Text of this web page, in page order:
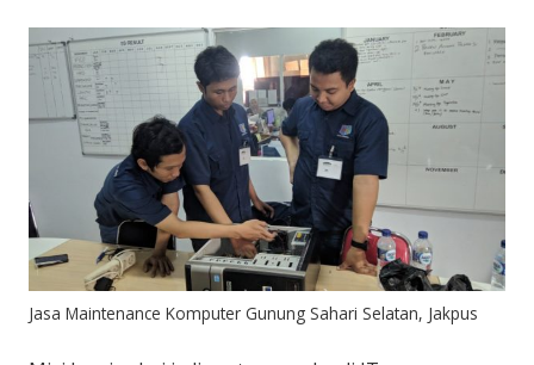
Jasa Maintenance Komputer Gunung Sahari Selatan, Jakpus